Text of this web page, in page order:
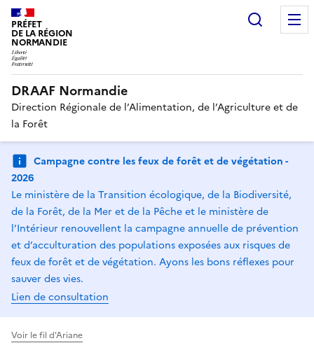
PRÉFET
DE LA RÉGION
NORMANDIE
DRAAF Normandie
Direction Régionale de l’Alimentation, de l’Agriculture et de
la Forêt
Campagne contre les feux de forêt et de végétation -
2026
Le ministère de la Transition écologique, de la Biodiversité,
de la Forêt, de la Mer et de la Pêche et le ministère de
l’Intérieur renouvellent la campagne annuelle de prévention
et d’acculturation des populations exposées aux risques de
feux de forêt et de végétation. Ayons les bons réflexes pour
sauver des vies.
Lien de consultation
Voir le fil d'Ariane